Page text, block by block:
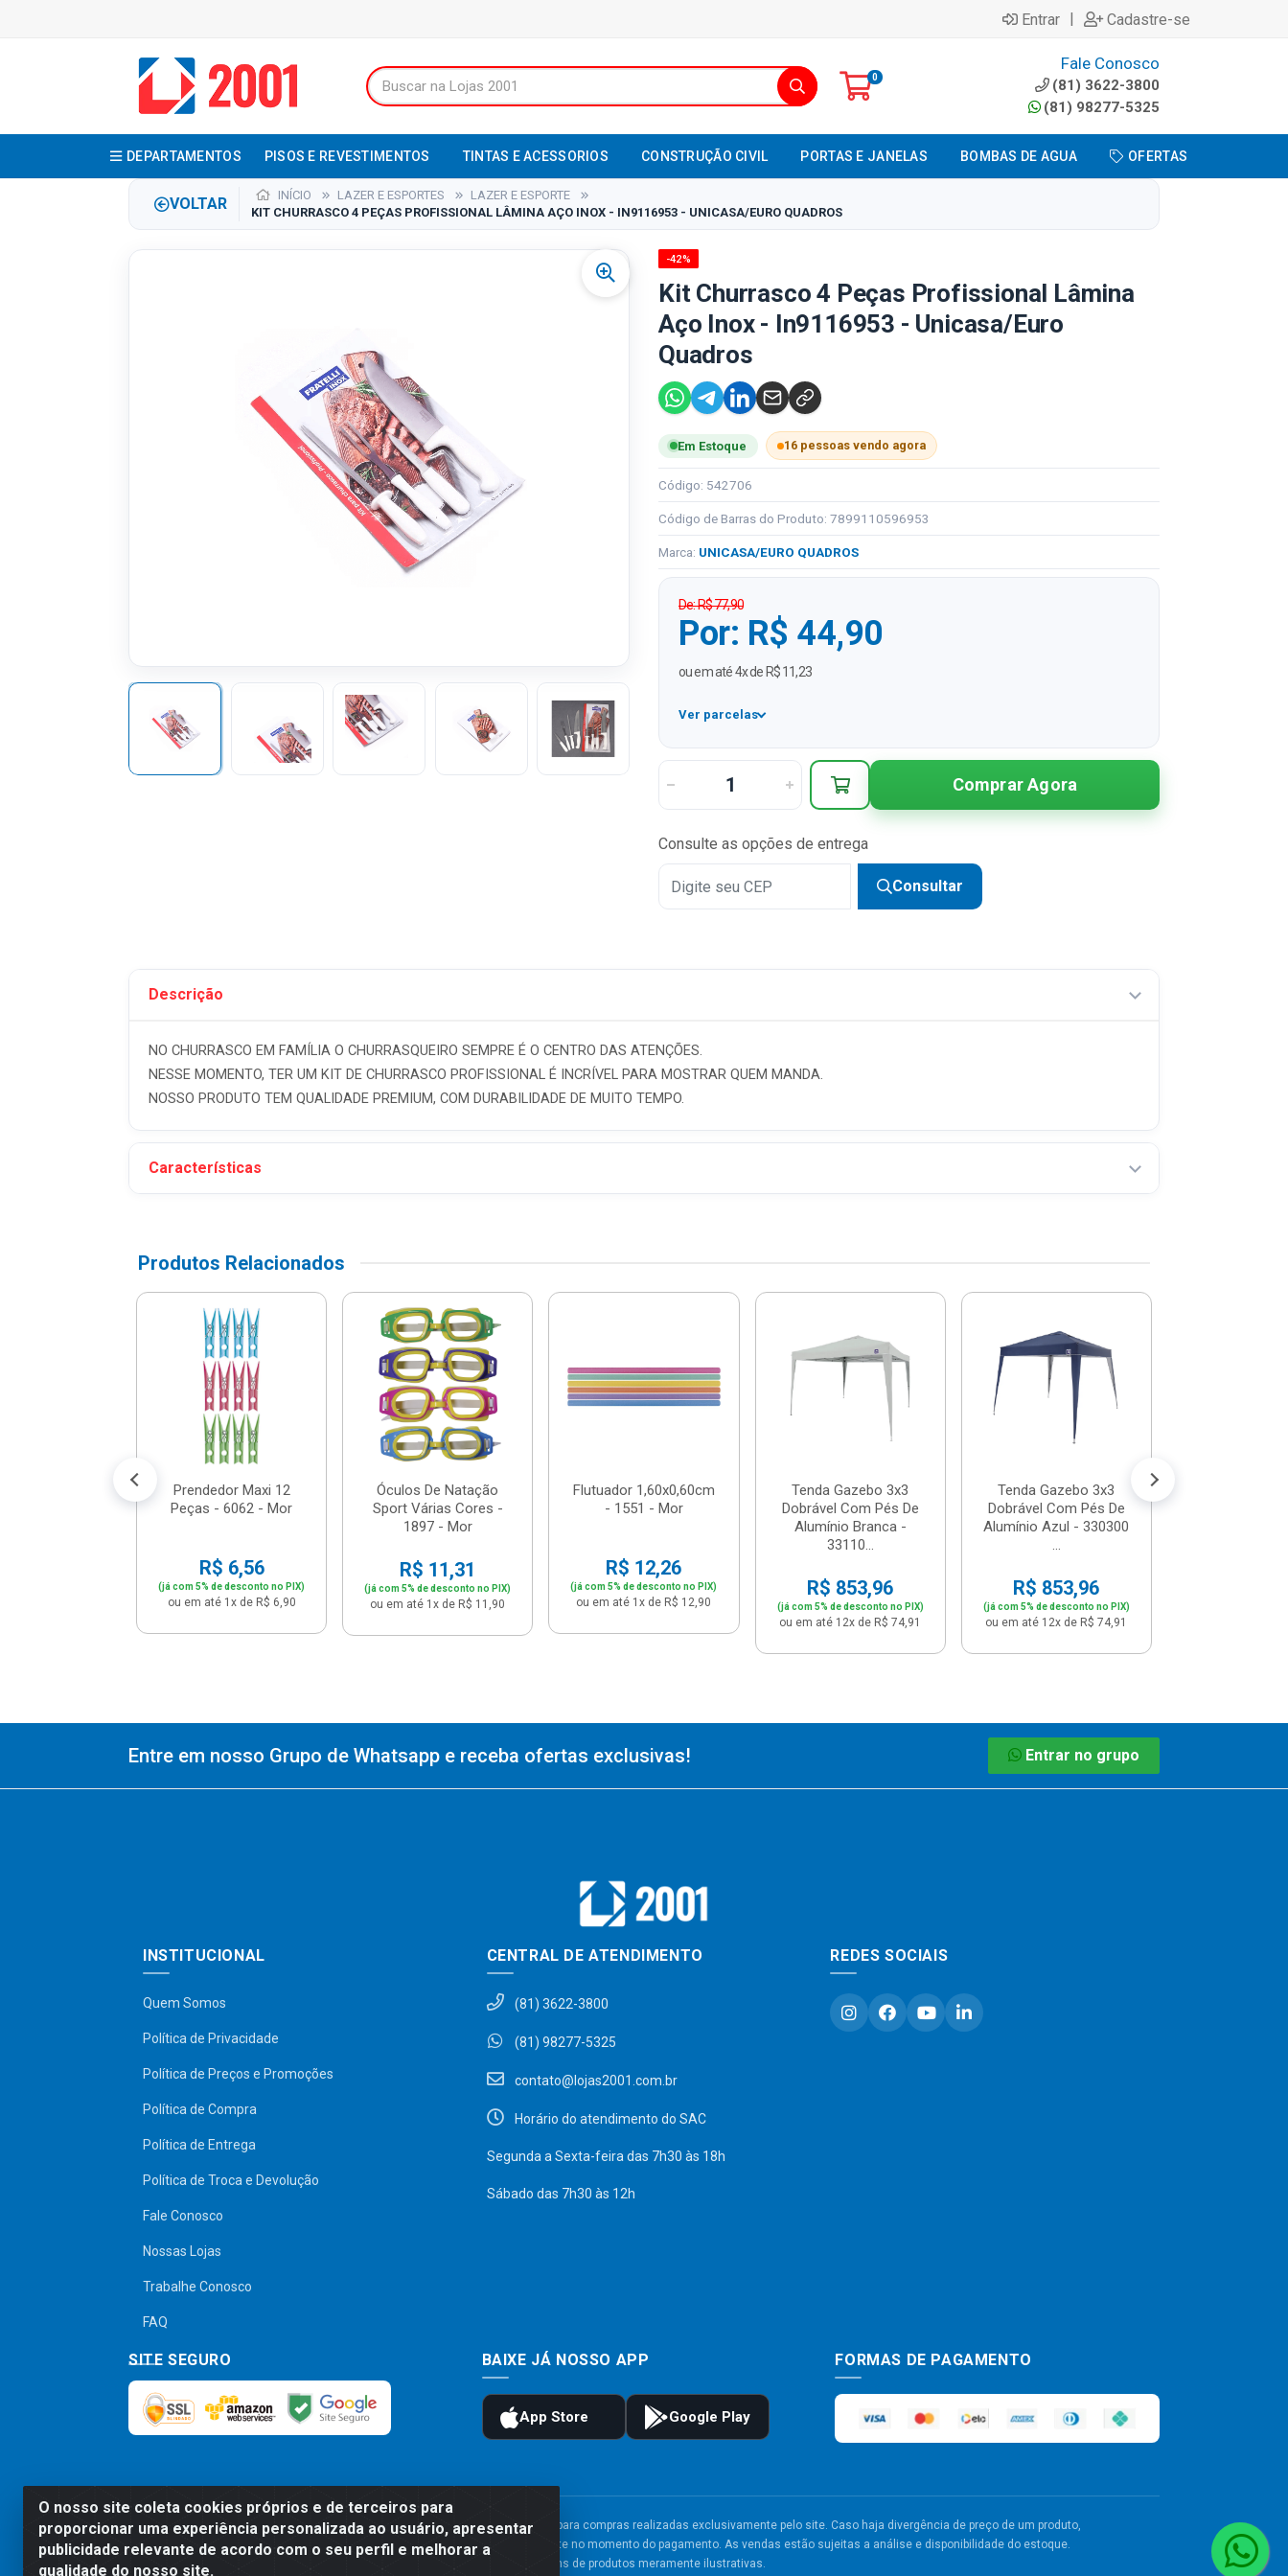
Entrar | Cadastre-se
0
Fale Conosco
(81) 3622-3800
(81) 98277-5325
DEPARTAMENTOS PISOS E REVESTIMENTOS TINTAS E ACESSORIOS CONSTRUÇÃO CIVIL PORTAS E JANELAS BOMBAS DE AGUA OFERTAS
VOLTAR INÍCIO LAZER E ESPORTES
LAZER E ESPORTE
KIT CHURRASCO 4 PEÇAS PROFISSIONAL LÂMINA AÇO INOX - IN9116953 - UNICASA/EURO QUADROS
-42%
Kit Churrasco 4 Peças Profissional Lâmina
Aço Inox - In9116953 - Unicasa/Euro
Quadros
Em Estoque 16 pessoas vendo agora
Código: 542706
Código de Barras do Produto: 7899110596953
Marca: UNICASA/EURO QUADROS
De: R$ 77,90
Por: R$ 44,90
ou em até 4x de R$ 11,23
Ver parcelas
1x R$ 44,90
R$ 22,45 sem juros
R$ 14,97 sem juros
4x
Comprar Agora
Consulte as opções de entrega
Consultar
Descrição
NO CHURRASCO EM FAMÍLIA O CHURRASQUEIRO SEMPRE É O CENTRO DAS ATENÇÕES.
NESSE MOMENTO, TER UM KIT DE CHURRASCO PROFISSIONAL É INCRÍVEL PARA MOSTRAR QUEM MANDA.
NOSSO PRODUTO TEM QUALIDADE PREMIUM, COM DURABILIDADE DE MUITO TEMPO.
Características
Produtos Relacionados
Prendedor Maxi 12
Peças - 6062 - Mor
R$ 6,56
(já com 5% de desconto no PIX)
ou em até 1x de R$ 6,90
Óculos De Natação
Sport Várias Cores -
1897 - Mor
R$ 11,31
(já com 5% de desconto no PIX)
ou em até 1x de R$ 11,90
Flutuador 1,60x0,60cm
- 1551 - Mor
R$ 12,26
(já com 5% de desconto no PIX)
ou em até 1x de R$ 12,90
Tenda Gazebo 3x3
Dobrável Com Pés De
Alumínio Branca -
33110...
R$ 853,96
(já com 5% de desconto no PIX)
ou em até 12x de R$ 74,91
Tenda Gazebo 3x3
Dobrável Com Pés De
Alumínio Azul - 330300
...
R$ 853,96
(já com 5% de desconto no PIX)
ou em até 12x de R$ 74,91
O nosso site coleta cookies próprios e de terceiros para
proporcionar uma experiência personalizada ao usuário, apresentar
publicidade relevante de acordo com o seu perfil e melhorar a
qualidade do nosso site.
Entre em nosso Grupo de Whatsapp e receba ofertas exclusivas! Entrar no grupo
INSTITUCIONAL
Quem Somos
Política de Privacidade
Política de Preços e Promoções
Política de Compra
Política de Entrega
Política de Troca e Devolução
Fale Conosco
Nossas Lojas
Trabalhe Conosco
FAQ
CENTRAL DE ATENDIMENTO
(81) 3622-3800
(81) 98277-5325
contato@lojas2001.com.br
Horário do atendimento do SAC
Segunda a Sexta-feira das 7h30 às 18h
Sábado das 7h30 às 12h
REDES SOCIAIS
SITE SEGURO BAIXE JÁ NOSSO APP FORMAS DE PAGAMENTO
Preços, promoções, condições de pagamento e frete são válidos para compras realizadas exclusivamente pelo site. Caso haja divergência de preço de um produto,
será válido o preço que for exibido no carrinho de compras do site no momento do pagamento. As vendas estão sujeitas a análise e disponibilidade do estoque.
Imagens de produtos meramente ilustrativas.